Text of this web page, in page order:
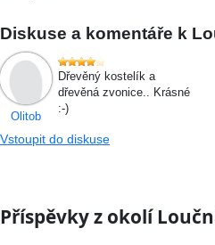
Diskuse a komentáře k
Olitob
Dřevěný kostelík a
dřevěná zvonice.. Krásné
:-)
Vstoupit do diskuse
Příspěvky z okolí